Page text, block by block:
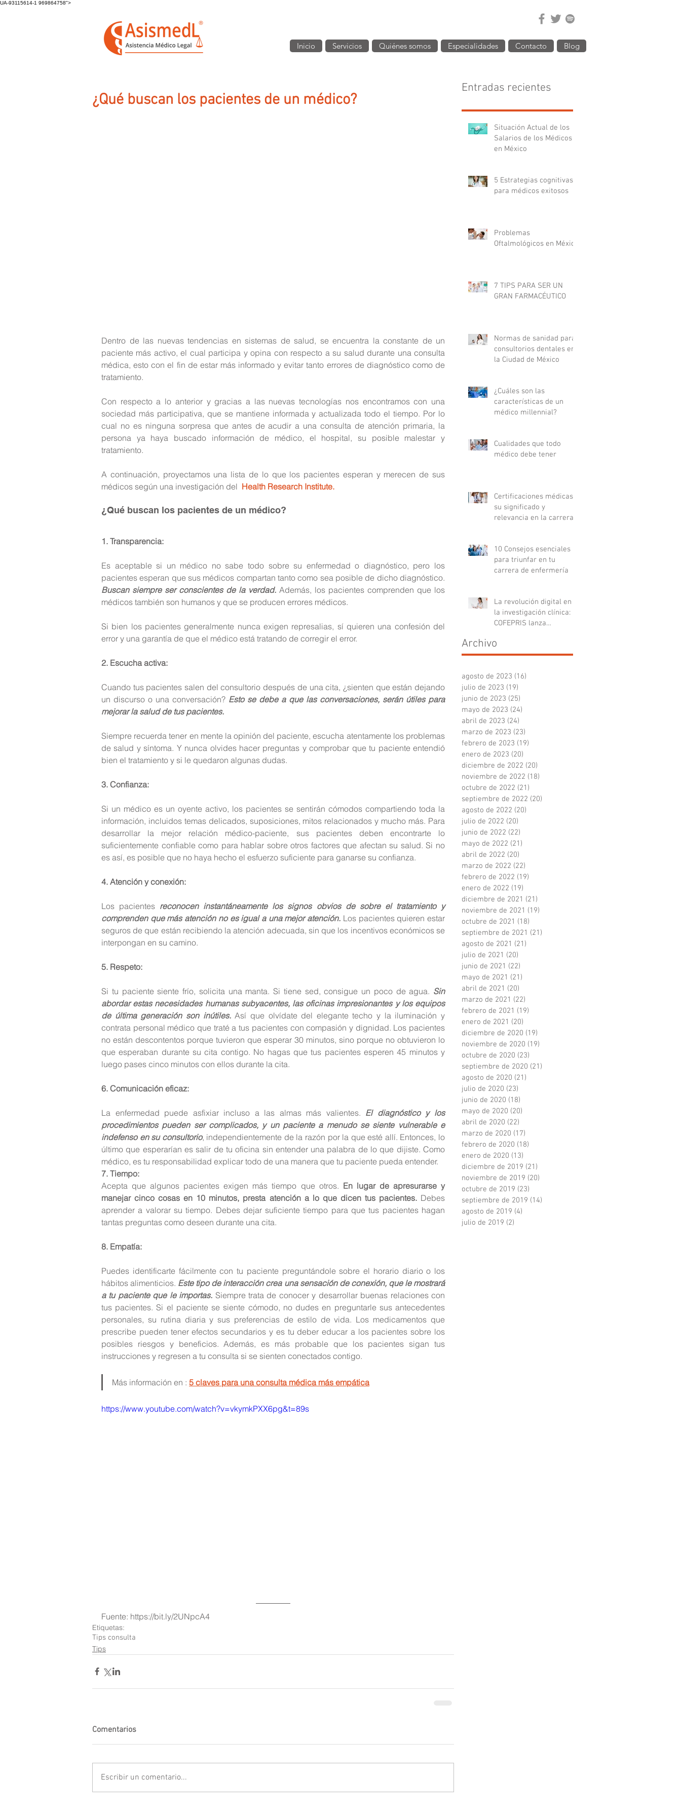
UA-93115614-1 969864758">
Inicio Servicios Quiénes somos Especialidades Contacto Blog
¿Qué buscan los pacientes de un médico?
Dentro de las nuevas tendencias en sistemas de salud, se encuentra la constante de un
paciente más activo, el cual participa y opina con respecto a su salud durante una consulta
médica, esto con el fin de estar más informado y evitar tanto errores de diagnóstico como de
tratamiento.
Con respecto a lo anterior y gracias a las nuevas tecnologías nos encontramos con una
sociedad más participativa, que se mantiene informada y actualizada todo el tiempo. Por lo
cual no es ninguna sorpresa que antes de acudir a una consulta de atención primaria, la
persona ya haya buscado información de médico, el hospital, su posible malestar y
tratamiento.
A continuación, proyectamos una lista de lo que los pacientes esperan y merecen de sus
médicos según una investigación del Health Research Institute.
¿Qué buscan los pacientes de un médico?
1. Transparencia:
Es aceptable si un médico no sabe todo sobre su enfermedad o diagnóstico, pero los
Buscan siempre ser conscientes de la verdad. Además, los pacientes comprenden que los
médicos también son humanos y que se producen errores médicos.
Si bien los pacientes generalmente nunca exigen represalias, sí quieren una confesión del
error y una garantía de que el médico está tratando de corregir el error.
2. Escucha activa:
Cuando tus pacientes salen del consultorio después de una cita, ¿sienten que están dejando
un discurso o una conversación? Esto se debe a que las conversaciones, serán útiles para
mejorar la salud de tus pacientes.
Siempre recuerda tener en mente la opinión del paciente, escucha atentamente los problemas
de salud y síntoma. Y nunca olvides hacer preguntas y comprobar que tu paciente entendió
bien el tratamiento y si le quedaron algunas dudas.
3. Confianza:
Si un médico es un oyente activo, los pacientes se sentirán cómodos compartiendo toda la
información, incluidos temas delicados, suposiciones, mitos relacionados y mucho más. Para
desarrollar la mejor relación médico-paciente, sus pacientes deben encontrarte lo
suficientemente confiable como para hablar sobre otros factores que afectan su salud. Si no
es así, es posible que no haya hecho el esfuerzo suficiente para ganarse su confianza.
4. Atención y conexión:
Los pacientes reconocen instantáneamente los signos obvios de sobre el tratamiento y
comprenden que más atención no es igual a una mejor atención. Los pacientes quieren estar
seguros de que están recibiendo la atención adecuada, sin que los incentivos económicos se
interpongan en su camino.
5. Respeto:
Si tu paciente siente frío, solicita una manta. Si tiene sed, consigue un poco de agua. Sin
abordar estas necesidades humanas subyacentes, las oficinas impresionantes y los equipos
de última generación son inútiles. Así que olvídate del elegante techo y la iluminación y
contrata personal médico que traté a tus pacientes con compasión y dignidad. Los pacientes
no están descontentos porque tuvieron que esperar 30 minutos, sino porque no obtuvieron lo
que esperaban durante su cita contigo. No hagas que tus pacientes esperen 45 minutos y
luego pases cinco minutos con ellos durante la cita.
6. Comunicación eficaz:
La enfermedad puede asfixiar incluso a las almas más valientes. El diagnóstico y los
procedimientos pueden ser complicados, y un paciente a menudo se siente vulnerable e
indefenso en su consultorio, independientemente de la razón por la que esté allí. Entonces, lo
último que esperarían es salir de tu oficina sin entender una palabra de lo que dijiste. Como
médico, es tu responsabilidad explicar todo de una manera que tu paciente pueda entender.
7. Tiempo:
Acepta que algunos pacientes exigen más tiempo que otros. En lugar de apresurarse y
manejar cinco cosas en 10 minutos, presta atención a lo que dicen tus pacientes. Debes
aprender a valorar su tiempo. Debes dejar suficiente tiempo para que tus pacientes hagan
tantas preguntas como deseen durante una cita.
8. Empatía:
Puedes identificarte fácilmente con tu paciente preguntándole sobre el horario diario o los
hábitos alimenticios. Este tipo de interacción crea una sensación de conexión, que le mostrará
a tu paciente que le importas. Siempre trata de conocer y desarrollar buenas relaciones con
tus pacientes. Si el paciente se siente cómodo, no dudes en preguntarle sus antecedentes
personales, su rutina diaria y sus preferencias de estilo de vida. Los medicamentos que
prescribe pueden tener efectos secundarios y es tu deber educar a los pacientes sobre los
posibles riesgos y beneficios. Además, es más probable que los pacientes sigan tus
instrucciones y regresen a tu consulta si se sienten conectados contigo.
Más información en : 5 claves para una consulta médica más empática
https://www.youtube.com/watch?v=vkymkPXX6pg&t=89s
Fuente: https://bit.ly/2UNpcA4
Etiquetas:
Tips consulta
Tips
Comentarios
Escribir un comentario...
Entradas recientes
Situación Actual de los
Salarios de los Médicos
en México
5 Estrategias cognitivas
para médicos exitosos
Problemas
Oftalmológicos en México
7 TIPS PARA SER UN
GRAN FARMACÉUTICO
Normas de sanidad para
consultorios dentales en
la Ciudad de México
¿Cuáles son las
características de un
médico millennial?
Cualidades que todo
médico debe tener
Certificaciones médicas:
su significado y
relevancia en la carrera
10 Consejos esenciales
para triunfar en tu
carrera de enfermería
La revolución digital en
la investigación clínica:
COFEPRIS lanza
Archivo
agosto de 2023 (16)
julio de 2023 (19)
junio de 2023 (25)
mayo de 2023 (24)
abril de 2023 (24)
marzo de 2023 (23)
febrero de 2023 (19)
enero de 2023 (20)
diciembre de 2022 (20)
noviembre de 2022 (18)
octubre de 2022 (21)
septiembre de 2022 (20)
agosto de 2022 (20)
julio de 2022 (20)
junio de 2022 (22)
mayo de 2022 (21)
abril de 2022 (20)
marzo de 2022 (22)
febrero de 2022 (19)
enero de 2022 (19)
diciembre de 2021 (21)
noviembre de 2021 (19)
octubre de 2021 (18)
septiembre de 2021 (21)
agosto de 2021 (21)
julio de 2021 (20)
junio de 2021 (22)
mayo de 2021 (21)
abril de 2021 (20)
marzo de 2021 (22)
febrero de 2021 (19)
enero de 2021 (20)
diciembre de 2020 (19)
noviembre de 2020 (19)
octubre de 2020 (23)
septiembre de 2020 (21)
agosto de 2020 (21)
julio de 2020 (23)
junio de 2020 (18)
mayo de 2020 (20)
abril de 2020 (22)
marzo de 2020 (17)
febrero de 2020 (18)
enero de 2020 (13)
diciembre de 2019 (21)
noviembre de 2019 (20)
octubre de 2019 (23)
septiembre de 2019 (14)
agosto de 2019 (4)
julio de 2019 (2)